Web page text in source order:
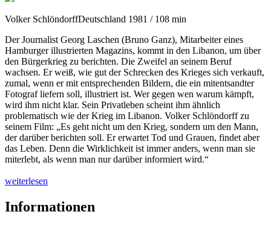
Volker SchlöndorffDeutschland 1981 / 108 min
Der Journalist Georg Laschen (Bruno Ganz), Mitarbeiter eines
Hamburger illustrierten Magazins, kommt in den Libanon, um über
den Bürgerkrieg zu berichten. Die Zweifel an seinem Beruf
wachsen. Er weiß, wie gut der Schrecken des Krieges sich verkauft,
zumal, wenn er mit entsprechenden Bildern, die ein mitentsandter
Fotograf liefern soll, illustriert ist. Wer gegen wen warum kämpft,
wird ihm nicht klar. Sein Privatleben scheint ihm ähnlich
problematisch wie der Krieg im Libanon. Volker Schlöndorff zu
seinem Film: „Es geht nicht um den Krieg, sondern um den Mann,
der darüber berichten soll. Er erwartet Tod und Grauen, findet aber
das Leben. Denn die Wirklichkeit ist immer anders, wenn man sie
miterlebt, als wenn man nur darüber informiert wird.“
weiterlesen
Informationen